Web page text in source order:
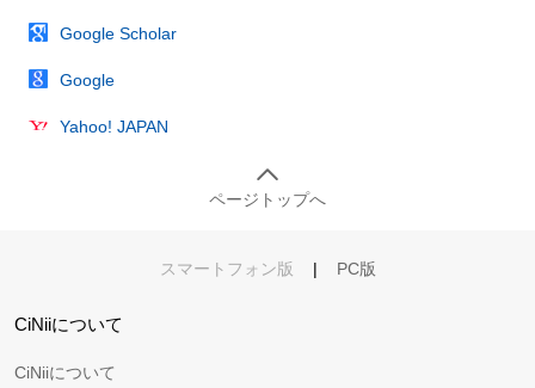
Google Scholar
Google
Yahoo! JAPAN
ページトップへ
スマートフォン版 | PC版
CiNiiについて
CiNiiについて